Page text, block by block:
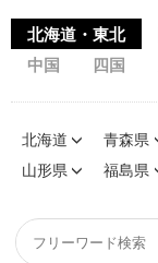
北海道・東北
中国
四国
北海道 青森県
山形県
福島県